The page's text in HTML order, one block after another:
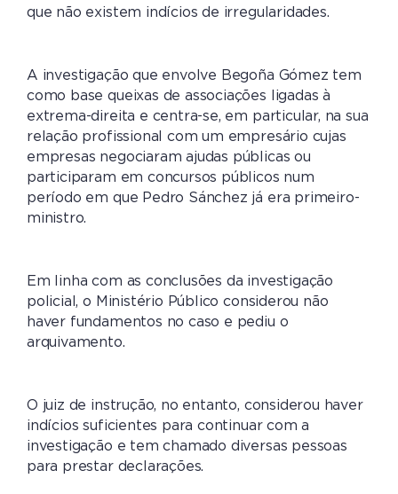
que não existem indícios de irregularidades.
A investigação que envolve Begoña Gómez tem
como base queixas de associações ligadas à
extrema-direita e centra-se, em particular, na sua
relação profissional com um empresário cujas
empresas negociaram ajudas públicas ou
participaram em concursos públicos num
período em que Pedro Sánchez já era primeiro-
ministro.
Em linha com as conclusões da investigação
policial, o Ministério Público considerou não
haver fundamentos no caso e pediu o
arquivamento.
O juiz de instrução, no entanto, considerou haver
indícios suficientes para continuar com a
investigação e tem chamado diversas pessoas
para prestar declarações.